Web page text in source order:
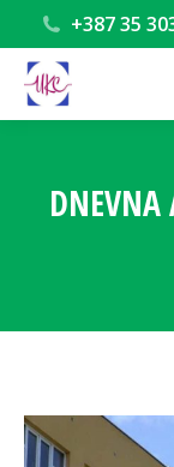
+387 35
DNEVNA